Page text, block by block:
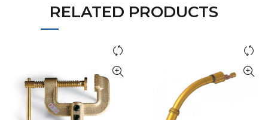
RELATED PRODUCTS